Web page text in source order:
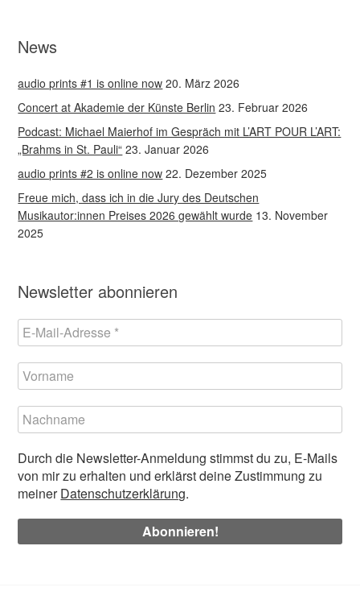
News
audio prints #1 is online now 20. März 2026
Concert at Akademie der Künste Berlin 23. Februar 2026
Podcast: Michael Maierhof im Gespräch mit L’ART POUR L’ART:
„Brahms in St. Pauli“ 23. Januar 2026
audio prints #2 is online now 22. Dezember 2025
Freue mich, dass ich in die Jury des Deutschen
Musikautor:innen Preises 2026 gewählt wurde 13. November
2025
Newsletter abonnieren
Durch die Newsletter-Anmeldung stimmst du zu, E-Mails
von mir zu erhalten und erklärst deine Zustimmung zu
meinerDatenschutzerklärung.